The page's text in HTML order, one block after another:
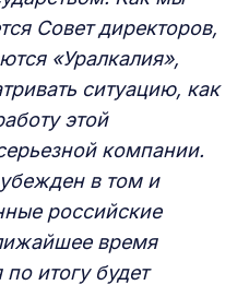
Совет директоров,
«Уралкалия»,
ситуацию, как
этой
компании.
в том и
российские
время
итогу будет